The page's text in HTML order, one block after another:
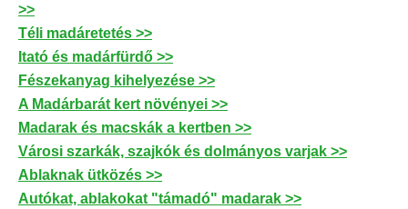
>>
Téli madáretetés >>
Itató és madárfürdő >>
Fészekanyag kihelyezése >>
A Madárbarát kert növényei >>
Madarak és macskák a kertben >>
Városi szarkák, szajkók és dolmányos varjak >>
Ablaknak ütközés >>
Autókat, ablakokat "támadó" madarak >>